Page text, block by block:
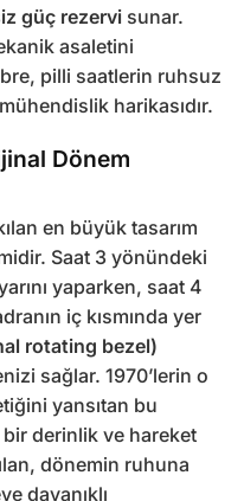
güç rezervi sunar.
asaletini
pilli saatlerin ruhsuz
harikasıdır.
Dönem
en büyük tasarım
Saat 3 yönündeki
yaparken, saat 4
iç kısmında yer
rotating bezel)
sağlar. 1970’lerin o
yansıtan bu
derinlik ve hareket
dönemin ruhuna
dayanıklı